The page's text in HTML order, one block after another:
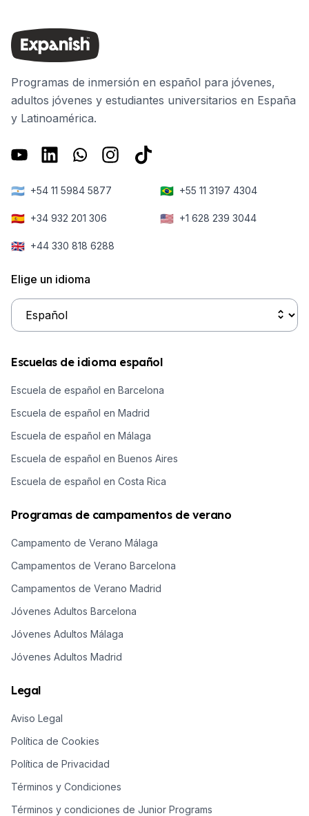
Programas de inmersión en español para jóvenes,
adultos jóvenes y estudiantes universitarios en España
y Latinoamérica.
🇦🇷 +54 11 5984 5877 🇧🇷 +55 11 3197 4304
🇪🇸 +34 932 201 306 🇺🇸 +1 628 239 3044
🇬🇧 +44 330 818 6288
Elige un idioma
Escuelas de idioma español
Escuela de español en Barcelona
Escuela de español en Madrid
Escuela de español en Málaga
Escuela de español en Buenos Aires
Escuela de español en Costa Rica
Programas de campamentos de verano
Campamento de Verano Málaga
Campamentos de Verano Barcelona
Campamentos de Verano Madrid
Jóvenes Adultos Barcelona
Jóvenes Adultos Málaga
Jóvenes Adultos Madrid
Legal
Aviso Legal
Política de Cookies
Política de Privacidad
Términos y Condiciones
Términos y condiciones de Junior Programs